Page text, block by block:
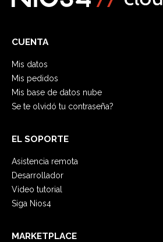
CUENTA
Mis datos
Mis pedidos
Mis base de datos nube
Se te olvidó tu contraseña?
EL SOPORTE
Asistencia remota
Desarrollador
Video tutorial
Siga Nios4
MARKETPLACE